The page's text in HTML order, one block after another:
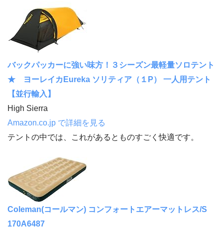
バックパッカーに強い味方！３シーズン最軽量ソロテント
★ ヨーレイカEureka ソリティア（１P） 一人用テント
【並行輸入】
High Sierra
Amazon.co.jp で詳細を見る
テントの中では、これがあるとものすごく快適です。
Coleman(コールマン) コンフォートエアーマットレス/S
170A6487